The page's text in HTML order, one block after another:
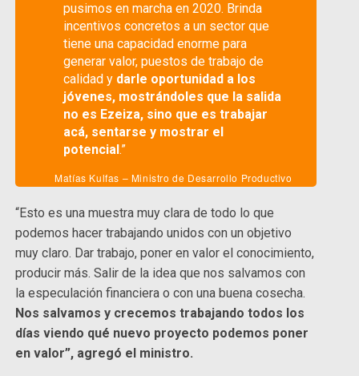
pusimos en marcha en 2020. Brinda
incentivos concretos a un sector que
tiene una capacidad enorme para
generar valor, puestos de trabajo de
calidad y darle oportunidad a los
jóvenes, mostrándoles que la salida
no es Ezeiza, sino que es trabajar
acá, sentarse y mostrar el
potencial.”
Matías Kulfas – Ministro de Desarrollo Productivo
“Esto es una muestra muy clara de todo lo que
podemos hacer trabajando unidos con un objetivo
muy claro. Dar trabajo, poner en valor el conocimiento,
producir más. Salir de la idea que nos salvamos con
la especulación financiera o con una buena cosecha.
Nos salvamos y crecemos trabajando todos los
días viendo qué nuevo proyecto podemos poner
en valor”, agregó el ministro.